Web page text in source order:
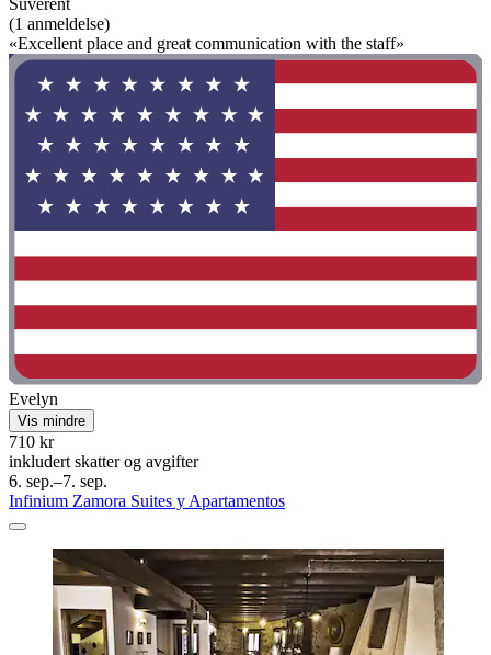
(1 anmeldelse)
«Excellent place and great communication with the staff»
Evelyn
Vis mindre
710 kr
inkludert skatter og avgifter
6. sep.–7. sep.
Infinium Zamora Suites y Apartamentos